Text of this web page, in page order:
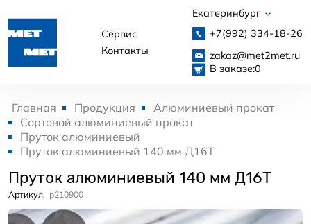
Сервис
Контакты
Екатеринбург
+7(992) 334-18-26
zakaz@met2met.ru
В заказе:0
Главная Продукция
Алюминиевый прокат
Сортовой алюминиевый прокат
Пруток алюминиевый
Пруток алюминиевый 140 мм Д16Т
Пруток алюминиевый 140 мм Д16Т
Артикул. p210900